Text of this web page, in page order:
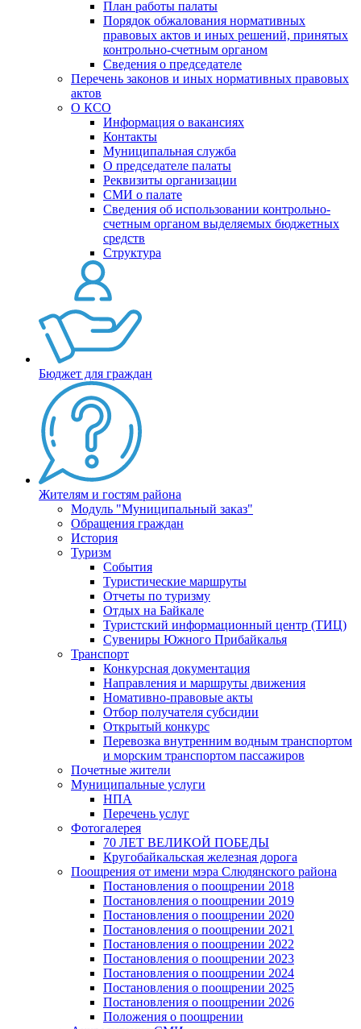
План работы палаты
Порядок обжалования нормативных
правовых актов и иных решений, принятых
контрольно-счетным органом
Сведения о председателе
Перечень законов и иных нормативных правовых
актов
О КСО
Информация о вакансиях
Контакты
Муниципальная служба
О председателе палаты
Реквизиты организации
СМИ о палате
Сведения об использовании контрольно-
счетным органом выделяемых бюджетных
средств
Структура
Бюджет для граждан
Жителям и гостям района
Модуль "Муниципальный заказ"
Обращения граждан
История
Туризм
События
Туристические маршруты
Отчеты по туризму
Отдых на Байкале
Туристский информационный центр (ТИЦ)
Сувениры Южного Прибайкалья
Транспорт
Конкурсная документация
Направления и маршруты движения
Номативно-правовые акты
Отбор получателя субсидии
Открытый конкурс
Перевозка внутренним водным транспортом
и морским транспортом пассажиров
Почетные жители
Муниципальные услуги
НПА
Перечень услуг
Фотогалерея
70 ЛЕТ ВЕЛИКОЙ ПОБЕДЫ
Кругобайкальская железная дорога
Поощрения от имени мэра Слюдянского района
Постановления о поощрении 2018
Постановления о поощрении 2019
Постановления о поощрении 2020
Постановления о поощрении 2021
Постановления о поощрении 2022
Постановления о поощрении 2023
Постановления о поощрении 2024
Постановления о поощрении 2025
Постановления о поощрении 2026
Положения о поощрении